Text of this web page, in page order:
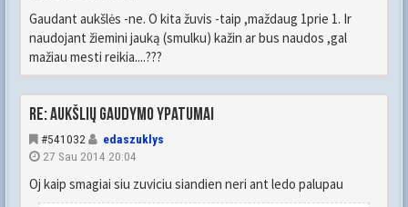
Gaudant aukšlės -ne. O kita žuvis -taip ,maždaug 1prie 1. Ir
naudojant žiemini jauką (smulku) kažin ar bus naudos ,gal
mažiau mesti reikia....???
Re: Aukšlių gaudymo ypatumai
#541032
edaszuklys
27 Sau 2014 20:04
Oj kaip smagiai siu zuviciu siandien neri ant ledo palupau